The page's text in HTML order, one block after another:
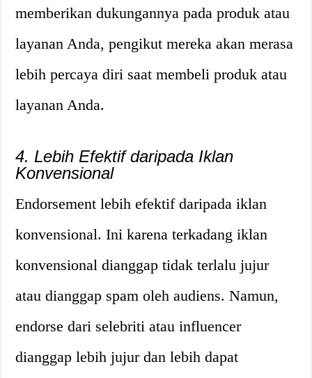
memberikan dukungannya pada produk atau
layanan Anda, pengikut mereka akan merasa
lebih percaya diri saat membeli produk atau
layanan Anda.
4. Lebih Efektif daripada Iklan
Konvensional
Endorsement lebih efektif daripada iklan
konvensional. Ini karena terkadang iklan
konvensional dianggap tidak terlalu jujur ​​
atau dianggap spam oleh audiens. Namun,
endorse dari selebriti atau influencer
dianggap lebih jujur ​​dan lebih dapat